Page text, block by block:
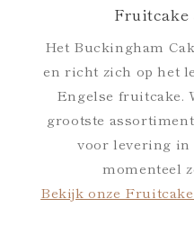
Fruitcake
Het Buckingham
en richt zich op het
Engelse fruitcake.
grootste
voor levering in
momenteel
Bekijk onze